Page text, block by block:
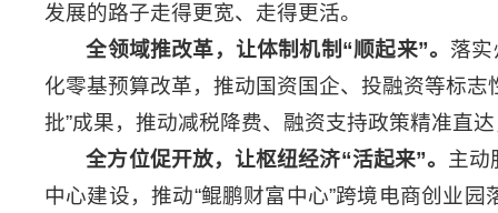
发展的路子走得更宽、走得更活。
全领域推改革，让体制机制 “顺起来”。 落实
化零基预算改革，推动国资国企、投融资等标志
批”成果，推动减税降费、融资支持政策精准直
全方位促开放，让枢纽经济“活起来”。 主动
中心建设，推动“鲲鹏财富中心”跨境电商创业